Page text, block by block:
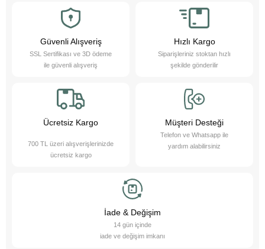
ve duygusal açıdan güçlü bireyler olurlar.
Evcil hayvanlarımız sayesinde daha sağlıklı bir yaşam süreriz; düzenli
egzersiz yapmamızı teşvik eder ve hayatımızı daha düzenli hale
getirmemize yardımcı olurlar. Bu sevimli dostlarımızı yakından tanımak
Pet Asya Online Petshop olarak, evcil hayvanlarımızın bize sağladığı bu
bakım ürünleri sunarak destek oluyoruz. Online petshop olarak, evcil
hayvanlarınıza gerekli olan her türlü ürün ve hizmeti hassasiyetle
sağlamaktan gurur duyuyoruz. Bizimle, sevimli dostlarınızın ihtiyaçlarını
karşılayabilir ve onların yaşam kalitesini artırabilirsiniz.
Güvenli Alışveriş
SSL Sertifikası ve 3D ödeme
ile güvenli alışveriş
Hızlı Kargo
Siparişleriniz stoktan hızlı
şekilde gönderilir
Ücretsiz Kargo
700 TL üzeri alışverişlerinizde
ücretsiz kargo
Müşteri Desteği
Telefon ve Whatsapp ile
yardım alabilirsiniz
İade & Değişim
14 gün içinde
iade ve değişim imkanı